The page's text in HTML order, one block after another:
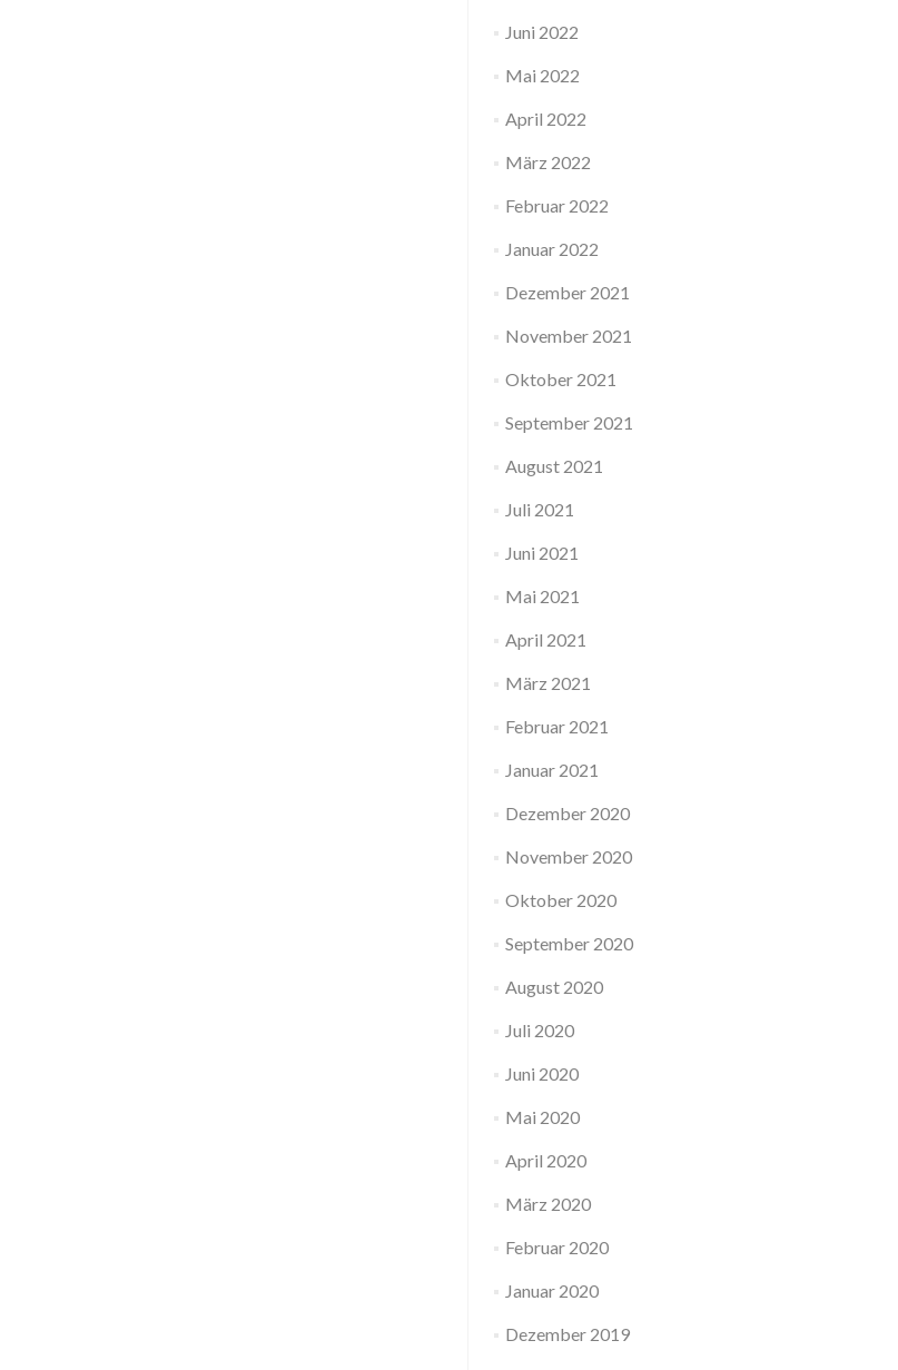
Juni 2022
Mai 2022
April 2022
März 2022
Februar 2022
Januar 2022
Dezember 2021
November 2021
Oktober 2021
September 2021
August 2021
Juli 2021
Juni 2021
Mai 2021
April 2021
März 2021
Februar 2021
Januar 2021
Dezember 2020
November 2020
Oktober 2020
September 2020
August 2020
Juli 2020
Juni 2020
Mai 2020
April 2020
März 2020
Februar 2020
Januar 2020
Dezember 2019